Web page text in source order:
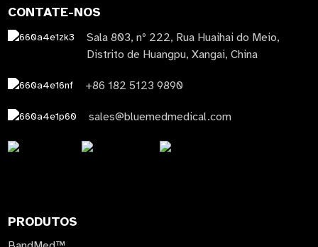
CONTATE-NOS
Sala 803, nº 222, Rua Huaihai do Meio,
Distrito de Huangpu, Xangai, China
+86 182 5123 9890
sales@bluemedmedical.com
PRODUTOS